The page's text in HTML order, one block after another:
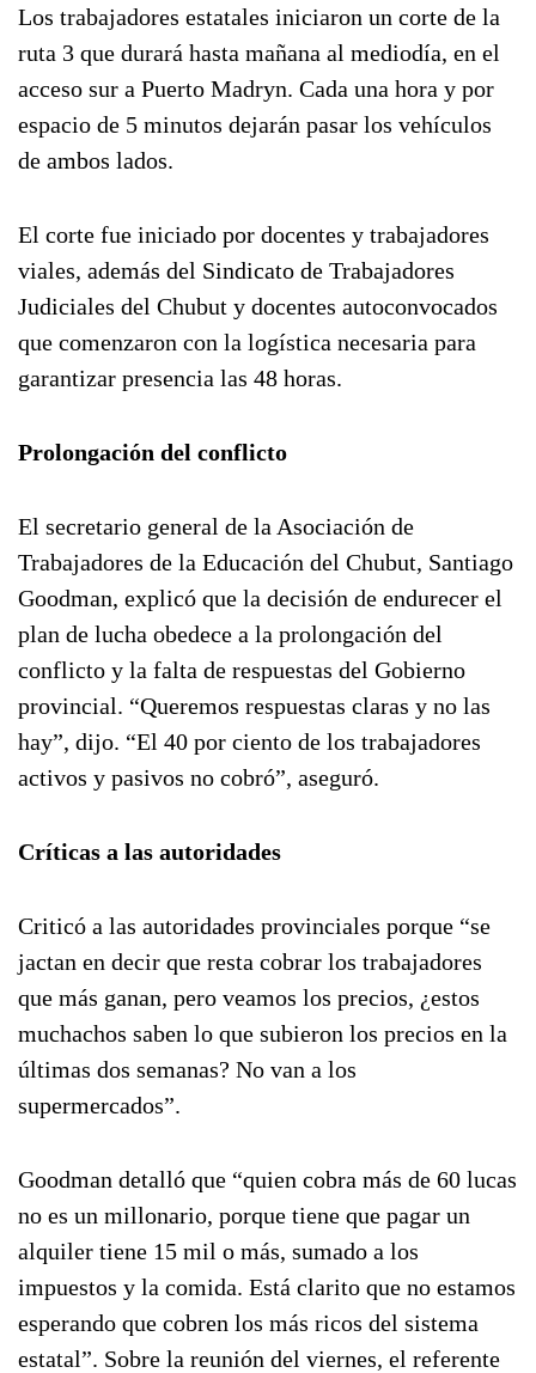
Los trabajadores estatales iniciaron un corte de la
ruta 3 que durará hasta mañana al mediodía, en el
acceso sur a Puerto Madryn. Cada una hora y por
espacio de 5 minutos dejarán pasar los vehículos
de ambos lados.
El corte fue iniciado por docentes y trabajadores
viales, además del Sindicato de Trabajadores
Judiciales del Chubut y docentes autoconvocados
que comenzaron con la logística necesaria para
garantizar presencia las 48 horas.
Prolongación del conflicto
El secretario general de la Asociación de
Trabajadores de la Educación del Chubut, Santiago
Goodman, explicó que la decisión de endurecer el
plan de lucha obedece a la prolongación del
conflicto y la falta de respuestas del Gobierno
provincial. “Queremos respuestas claras y no las
hay”, dijo. “El 40 por ciento de los trabajadores
activos y pasivos no cobró”, aseguró.
Críticas a las autoridades
Criticó a las autoridades provinciales porque “se
jactan en decir que resta cobrar los trabajadores
que más ganan, pero veamos los precios, ¿estos
muchachos saben lo que subieron los precios en la
últimas dos semanas? No van a los
supermercados”.
Goodman detalló que “quien cobra más de 60 lucas
no es un millonario, porque tiene que pagar un
alquiler tiene 15 mil o más, sumado a los
impuestos y la comida. Está clarito que no estamos
esperando que cobren los más ricos del sistema
estatal”. Sobre la reunión del viernes, el referente